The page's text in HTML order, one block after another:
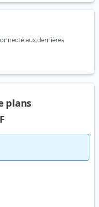
aux dernières
plans